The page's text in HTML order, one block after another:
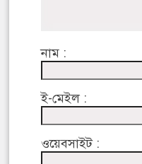
নাম :
ই-মেইল :
ওয়েবসাইট :